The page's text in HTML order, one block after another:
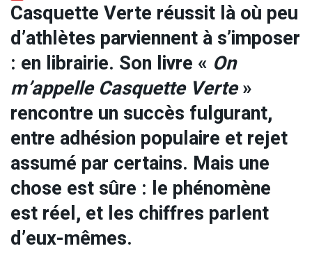
Casquette Verte réussit là où peu
d’athlètes parviennent à s’imposer
: en librairie. Son livre « On
m’appelle Casquette Verte»
rencontre un succès fulgurant,
entre adhésion populaire et rejet
assumé par certains. Mais une
chose est sûre : le phénomène
est réel, et les chiffres parlent
d’eux-mêmes.